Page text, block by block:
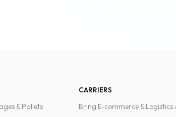
& Pallets
CARRIERS
Bring E-commerce & Logistics